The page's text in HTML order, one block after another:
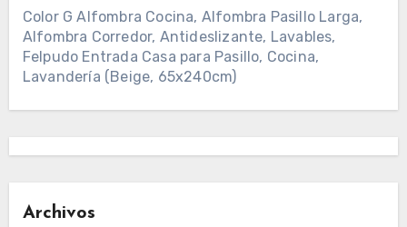
Color G Alfombra Cocina, Alfombra Pasillo Larga,
Alfombra Corredor, Antideslizante, Lavables,
Felpudo Entrada Casa para Pasillo, Cocina,
Lavandería (Beige, 65x240cm)
Archivos